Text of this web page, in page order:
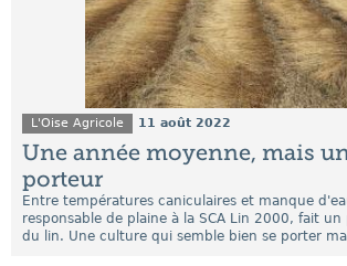
L'Oise Agricole 11 août 2022
Une année moyenne, mais
porteur
Entre températures caniculaires et manque
responsable de plaine à la SCA Lin 2000, fait
du lin. Une culture qui semble bien se porter